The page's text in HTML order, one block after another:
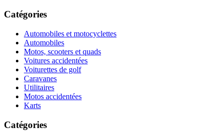
Catégories
Automobiles et motocyclettes
Automobiles
Motos, scooters et quads
Voitures accidentées
Voiturettes de golf
Caravanes
Utilitaires
Motos accidentées
Karts
Catégories